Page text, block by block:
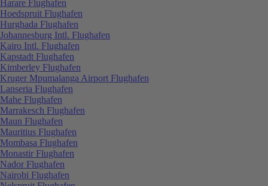
Harare Flughafen
Hoedspruit Flughafen
Hurghada Flughafen
Johannesburg Intl. Flughafen
Kairo Intl. Flughafen
Kapstadt Flughafen
Kimberley Flughafen
Kruger Mpumalanga Airport Flughafen
Lanseria Flughafen
Mahe Flughafen
Marrakesch Flughafen
Maun Flughafen
Mauritius Flughafen
Mombasa Flughafen
Monastir Flughafen
Nador Flughafen
Nairobi Flughafen